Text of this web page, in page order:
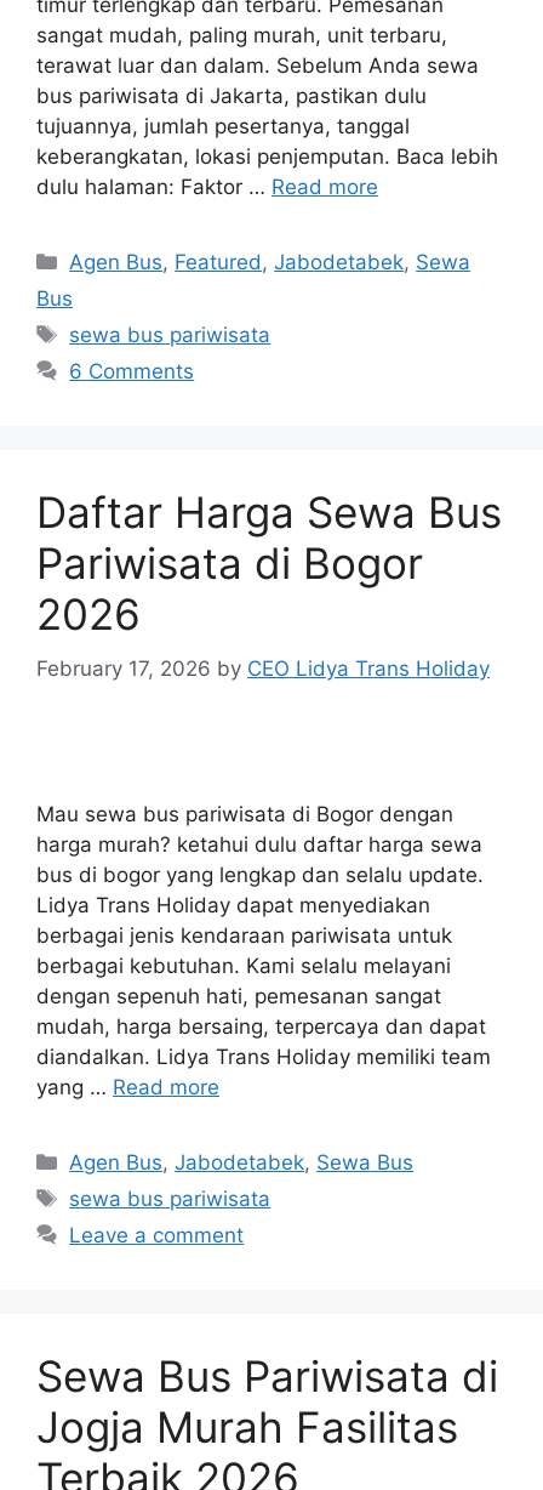
timur terlengkap dan terbaru. Pemesanan
sangat mudah, paling murah, unit terbaru,
terawat luar dan dalam. Sebelum Anda sewa
bus pariwisata di Jakarta, pastikan dulu
tujuannya, jumlah pesertanya, tanggal
keberangkatan, lokasi penjemputan. Baca lebih
dulu halaman: Faktor … Read more
Categories
Agen Bus, Featured,Jabodetabek, Sewa
Bus
Tags
sewa bus pariwisata
6 Comments
Daftar Harga Sewa Bus
Pariwisata di Bogor
2026
February 17, 2026 by CEO Lidya Trans Holiday
Mau sewa bus pariwisata di Bogor dengan
harga murah? ketahui dulu daftar harga sewa
bus di bogor yang lengkap dan selalu update.
Lidya Trans Holiday dapat menyediakan
berbagai jenis kendaraan pariwisata untuk
berbagai kebutuhan. Kami selalu melayani
dengan sepenuh hati, pemesanan sangat
mudah, harga bersaing, terpercaya dan dapat
diandalkan. Lidya Trans Holiday memiliki team
yang … Read more
Categories
Agen Bus,Jabodetabek, Sewa Bus
Tags
sewa bus pariwisata
Leave a comment
Sewa Bus Pariwisata di
Jogja Murah Fasilitas
Terbaik 2026